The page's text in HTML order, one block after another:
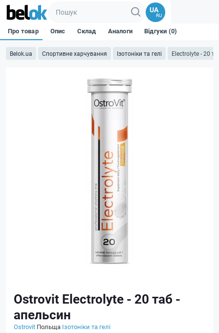
UA
RU
Belok.ua Спортивне харчування Ізотоніки та гелі Electrolyte - 20
Про товар Опис Склад Аналоги Відгуки (0)
Ostrovit Electrolyte - 20 таб -
апельсин
Ostrovit Польща Ізотоніки та гелі